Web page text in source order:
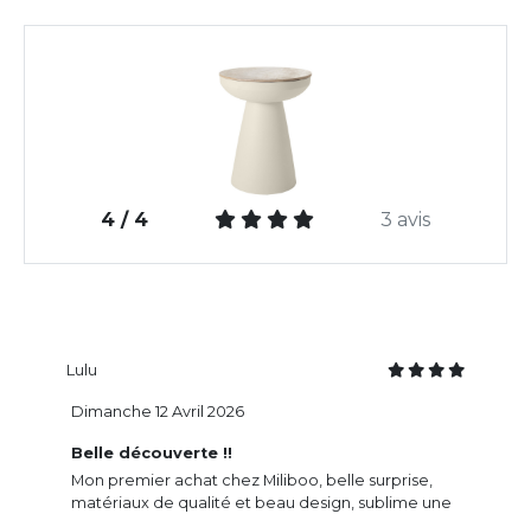
4 / 4 3 avis
Lulu
Belle découverte !!
Mon premier achat chez Miliboo, belle surprise,
matériaux de qualité et beau design, sublime une
Dimanche 12 Avril 2026